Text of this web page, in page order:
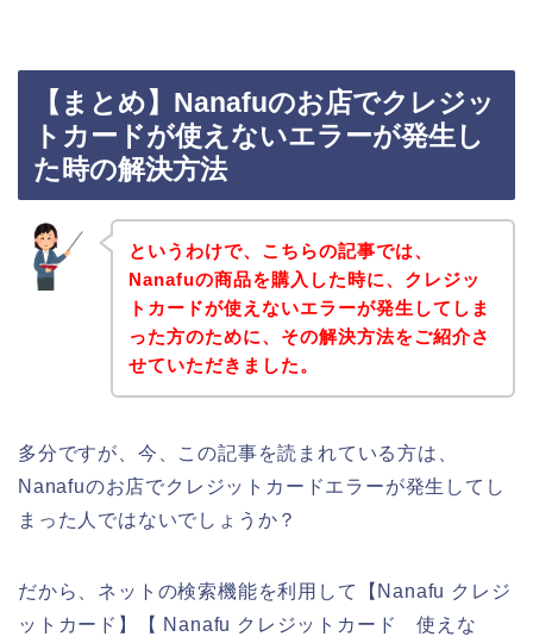
【まとめ】Nanafuのお店でクレジッ
トカードが使えないエラーが発生し
た時の解決方法
というわけで、こちらの記事では、
Nanafuの商品を購入した時に、クレジッ
トカードが使えないエラーが発生してしま
った方のために、その解決方法をご紹介さ
せていただきました。
多分ですが、今、この記事を読まれている方は、
Nanafuのお店でクレジットカードエラーが発生してし
まった人ではないでしょうか？
だから、ネットの検索機能を利用して【Nanafu クレジ
ットカード】【 Nanafu クレジットカード 使えな